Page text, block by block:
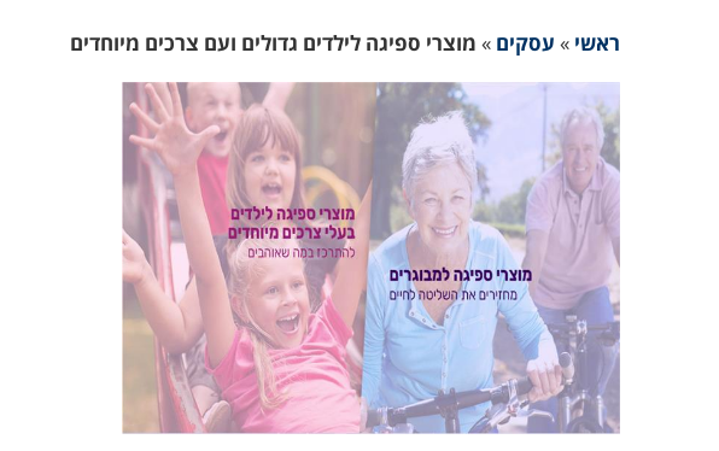
ראשי » עסקים » מוצרי ספיגה לילדים גדולים ועם צרכים מיוחדים